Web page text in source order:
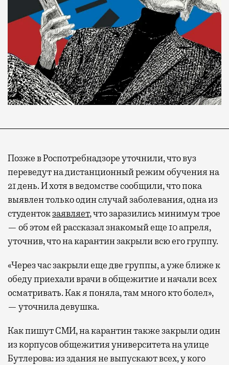
Позже в Роспотребнадзоре уточнили, что вуз
переведут на дистанционный режим обучения на
21 день. И хотя в ведомстве сообщили, что пока
выявлен только один случай заболевания, одна из
студентокзаявляет, что заразились минимум трое
— об этом ей рассказал знакомый еще 10 апреля,
уточнив, что на карантин закрыли всю его группу.
«Через час закрыли еще две группы, а уже ближе к
обеду приехали врачи в общежитие и начали всех
осматривать. Как я поняла, там много кто болел»,
— уточнила девушка.
Как пишут СМИ, на карантин также закрыли один
из корпусов общежития университета на улице
Бутлерова: из здания не выпускают всех, у кого